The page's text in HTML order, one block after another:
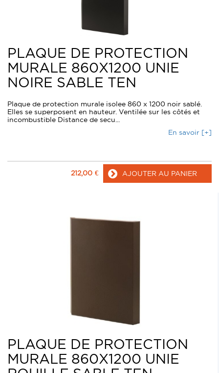
PLAQUE DE PROTECTION
MURALE 860X1200 UNIE
NOIRE SABLE TEN
Plaque de protection murale isolee 860 x 1200 noir sablé.
Elles se superposent en hauteur. Ventilée sur les côtés et
incombustible Distance de secu...
En savoir [+]
212,00 € AJOUTER AU PANIER
PLAQUE DE PROTECTION
MURALE 860X1200 UNIE